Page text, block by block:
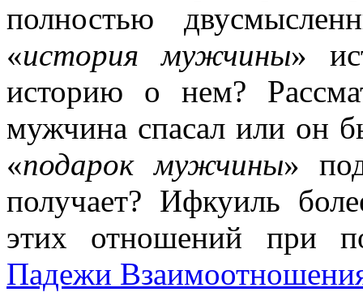
полностью
«история мужчины»
историю о нем?
мужчина спасал или он
«подарок мужчины»
получает? Ифкуиль
этих отношений при
Падежи